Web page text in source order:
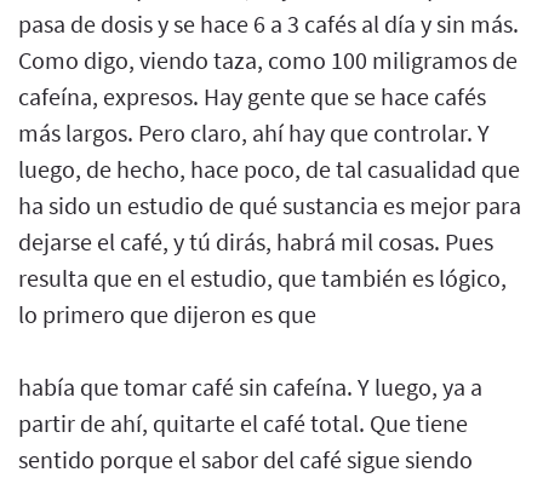
pasa de dosis y se hace 6 a 3 cafés al día y sin más.
Como digo, viendo taza, como 100 miligramos de
cafeína, expresos. Hay gente que se hace cafés
más largos. Pero claro, ahí hay que controlar. Y
luego, de hecho, hace poco, de tal casualidad que
ha sido un estudio de qué sustancia es mejor para
dejarse el café, y tú dirás, habrá mil cosas. Pues
resulta que en el estudio, que también es lógico,
lo primero que dijeron es que
había que tomar café sin cafeína. Y luego, ya a
partir de ahí, quitarte el café total. Que tiene
sentido porque el sabor del café sigue siendo